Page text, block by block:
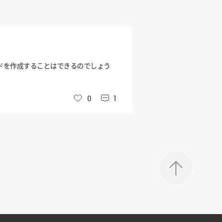
を作成することはできるのでしょう
いいね
0 1